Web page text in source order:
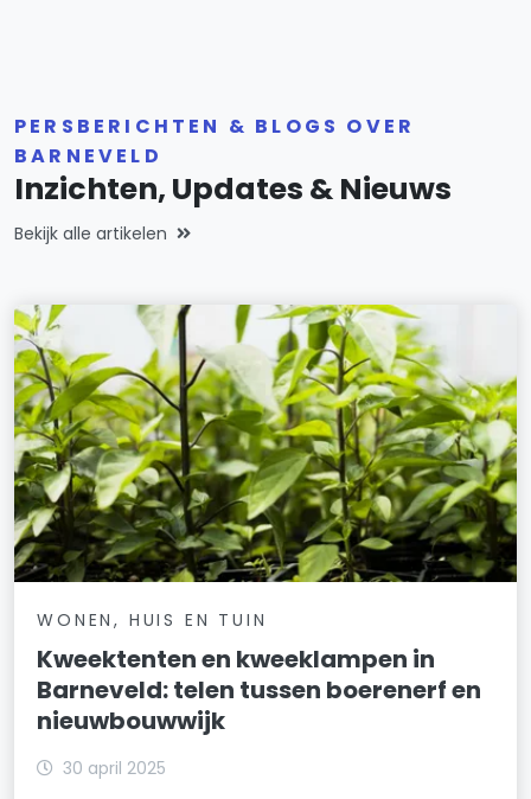
PERSBERICHTEN & BLOGS OVER
BARNEVELD
Inzichten, Updates & Nieuws
Bekijk alle artikelen
WONEN, HUIS EN TUIN
Kweektenten en kweeklampen in
Barneveld: telen tussen boerenerf en
nieuwbouwwijk
30 april 2025